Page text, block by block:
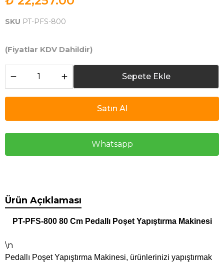
SKU PT-PFS-800
(Fiyatlar KDV Dahildir)
Sepete Ekle
Satın Al
Whatsapp
Ürün Açıklaması
PT-PFS-800 80 Cm Pedallı Poşet Yapıştırma Makinesi
\n
Pedallı Poşet Yapıştırma Makinesi, ürünlerinizi yapıştırmak